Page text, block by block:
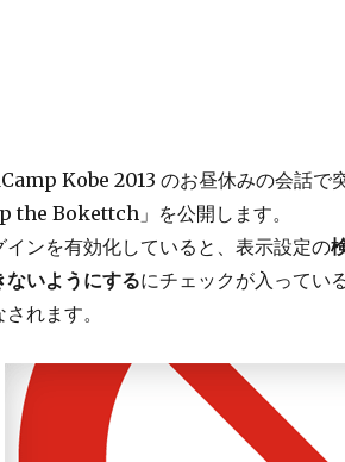
Kobe 2013 のお昼休みの会話で
the Bokettch」を公開します。
インを有効化していると、表示設定の
ないようにするにチェックが入ってい
れます。